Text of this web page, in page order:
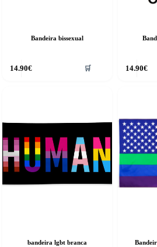
Bandeira bissexual
14.90€ 🛒 14.90€
bandeira lgbt branca